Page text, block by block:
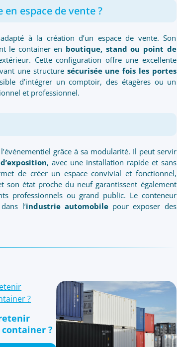
espace de vente ?
à la création d’un espace de vente. Son
le container en boutique, stand ou point de
Cette configuration offre une excellente
une structure sécurisée une fois les portes
d’intégrer un comptoir, des étagères ou un
et professionnel.
grâce à sa modularité. Il peut servir
, avec une installation rapide et sans
de créer un espace convivial et fonctionnel,
son état proche du neuf garantissent également
professionnels ou grand public. Le conteneur
l’industrie automobilepour exposer des
?